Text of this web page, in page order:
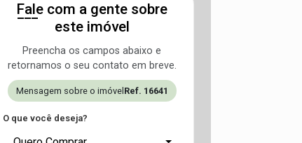
Fale com a gente sobre
este imóvel
Preencha os campos abaixo e
retornamos o seu contato em breve.
Mensagem sobre o imóvel Ref. 16641
O que você deseja?